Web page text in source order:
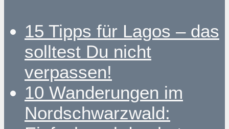
15 Tipps für Lagos – das
solltest Du nicht
verpassen!
10 Wanderungen im
Nordschwarzwald: